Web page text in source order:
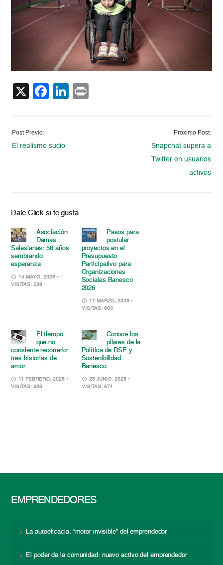
X Facebook
LinkedIn
Post Previo:
El realismo sucio
Proximo Post:
Snapchat supera a
Twitter en usuarios
activos
Dale Click si te gusta
Asociación
Damas
Salesianas: 58 años
sembrando
esperanza
14 MAYO, 2026 •
VISITAS: 239
Pasos para
postular
proyectos en el
Presupuesto
Participativo para
Organizaciones
Sociales Banesco
2026
17 MARZO, 2026 •
VISITAS: 603
El tiempo
que no
consiente recorrerlo:
tres historias de
amor
11 FEBRERO, 2026 •
VISITAS: 369
Conoce los
pilares de la
Política de RSE y
Sostenibilidad
Banesco
25 JUNIO, 2025 •
VISITAS: 871
EMPRENDEDORES
La autoeficacia: “motor invisible” del emprendedor
El poder de la comunidad: nuevo activo del emprendedor